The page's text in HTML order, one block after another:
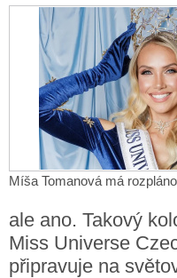
Míša Tomanová má
ale ano. Takový
Miss Universe
připravuje na